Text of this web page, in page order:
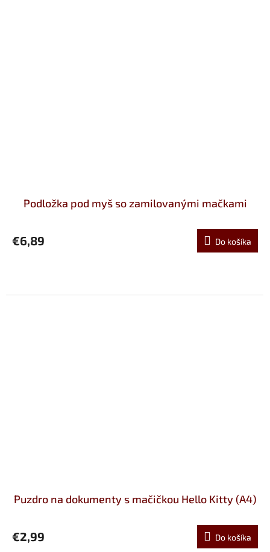
Podložka pod myš so zamilovanými mačkami
€6,89 Do košíka
Puzdro na dokumenty s mačičkou Hello Kitty (A4)
€2,99 Do košíka